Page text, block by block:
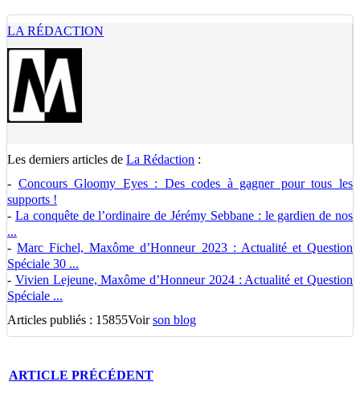
LA RÉDACTION
Les derniers articles de La Rédaction :
- Concours Gloomy Eyes : Des codes à gagner pour tous les
supports !
- La conquête de l’ordinaire de Jérémy Sebbane : le gardien de nos
...
-Marc Fichel, Maxôme d’Honneur 2023 : Actualité et Question
Spéciale 30 ...
- Vivien Lejeune, Maxôme d’Honneur 2024 : Actualité et Question
Spéciale ...
Articles publiés : 15855Voirson blog
ARTICLE PRÉCÉDENT